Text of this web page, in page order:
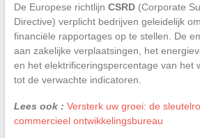
De Europese richtlijn CSRD(Corporate
Directive) verplicht bedrijven geleidelijk
financiële rapportages op te stellen. De
aan zakelijke verplaatsingen, het
en het elektrificeringspercentage van het
tot de verwachte indicatoren.
Lees ook : Versterk uw groei: de
commercieel ontwikkelingsbureau